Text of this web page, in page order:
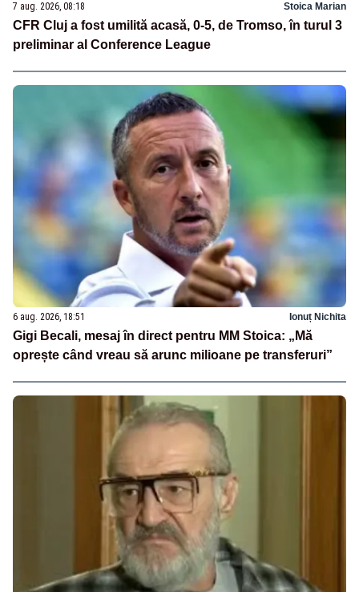
7 aug. 2026, 08:18 Stoica Marian
CFR Cluj a fost umilită acasă, 0-5, de Tromso, în turul 3
preliminar al Conference League
6 aug. 2026, 18:51 Ionuț Nichita
Gigi Becali, mesaj în direct pentru MM Stoica: „Mă
oprește când vreau să arunc milioane pe transferuri”